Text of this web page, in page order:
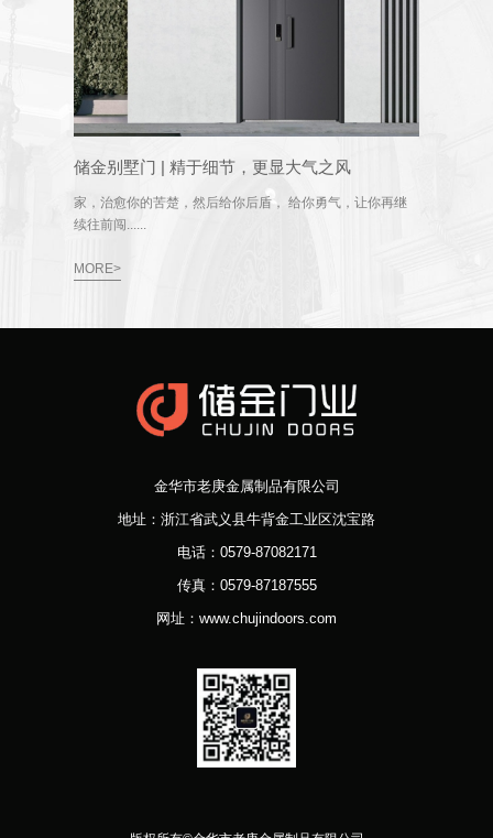
储金别墅门 | 精于细节，更显大气之风
家，治愈你的苦楚，然后给你后盾， 给你勇气，让你再继
续往前闯......
MORE>
金华市老庚金属制品有限公司
地址：浙江省武义县牛背金工业区沈宝路
电话：0579-87082171
传真：0579-87187555
网址：www.chujindoors.com